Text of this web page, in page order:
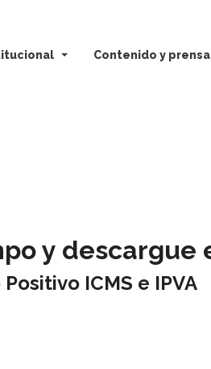
Contenido y prensa
y descargue
ICMS e IPVA